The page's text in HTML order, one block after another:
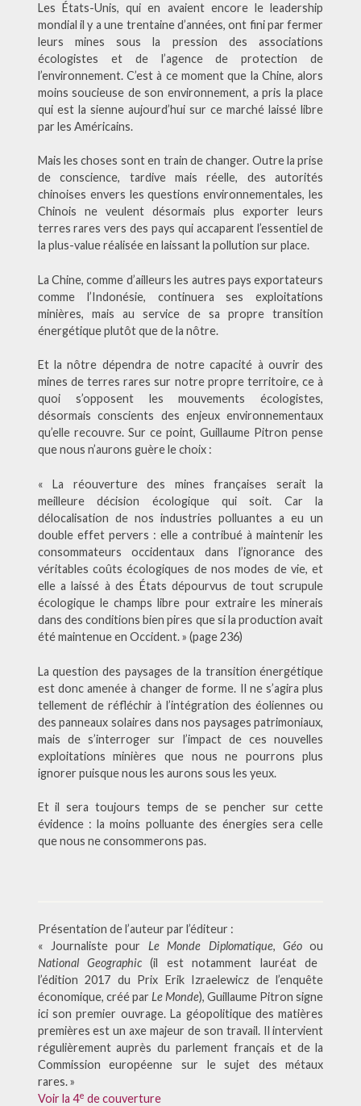
Les États-Unis, qui en avaient encore le leadership
mondial il y a une trentaine d’années, ont fini par fermer
leurs mines sous la pression des associations
écologistes et de l’agence de protection de
l’environnement. C’est à ce moment que la Chine, alors
moins soucieuse de son environnement, a pris la place
qui est la sienne aujourd’hui sur ce marché laissé libre
par les Américains.
Mais les choses sont en train de changer. Outre la prise
de conscience, tardive mais réelle, des autorités
chinoises envers les questions environnementales, les
Chinois ne veulent désormais plus exporter leurs
terres rares vers des pays qui accaparent l’essentiel de
la plus-value réalisée en laissant la pollution sur place.
La Chine, comme d’ailleurs les autres pays exportateurs
comme l’Indonésie, continuera ses exploitations
minières, mais au service de sa propre transition
énergétique plutôt que de la nôtre.
Et la nôtre dépendra de notre capacité à ouvrir des
mines de terres rares sur notre propre territoire, ce à
quoi s’opposent les mouvements écologistes,
désormais conscients des enjeux environnementaux
qu’elle recouvre. Sur ce point, Guillaume Pitron pense
que nous n’aurons guère le choix :
« La réouverture des mines françaises serait la
meilleure décision écologique qui soit. Car la
délocalisation de nos industries polluantes a eu un
double effet pervers : elle a contribué à maintenir les
consommateurs occidentaux dans l’ignorance des
véritables coûts écologiques de nos modes de vie, et
elle a laissé à des États dépourvus de tout scrupule
écologique le champs libre pour extraire les minerais
dans des conditions bien pires que si la production avait
été maintenue en Occident. » (page 236)
La question des paysages de la transition énergétique
est donc amenée à changer de forme. Il ne s’agira plus
tellement de réfléchir à l’intégration des éoliennes ou
des panneaux solaires dans nos paysages patrimoniaux,
mais de s’interroger sur l’impact de ces nouvelles
exploitations minières que nous ne pourrons plus
ignorer puisque nous les aurons sous les yeux.
Et il sera toujours temps de se pencher sur cette
évidence : la moins polluante des énergies sera celle
que nous ne consommerons pas.
Présentation de l’auteur par l’éditeur :
« Journaliste pour Le Monde Diplomatique,Géo ou
National Geographic (il est notamment lauréat de
l’édition 2017 du Prix Erik Izraelewicz de l’enquête
économique, créé par Le Monde), Guillaume Pitron signe
ici son premier ouvrage. La géopolitique des matières
premières est un axe majeur de son travail. Il intervient
régulièrement auprès du parlement français et de la
Commission européenne sur le sujet des métaux
rares. »
Voir la 4e de couverture